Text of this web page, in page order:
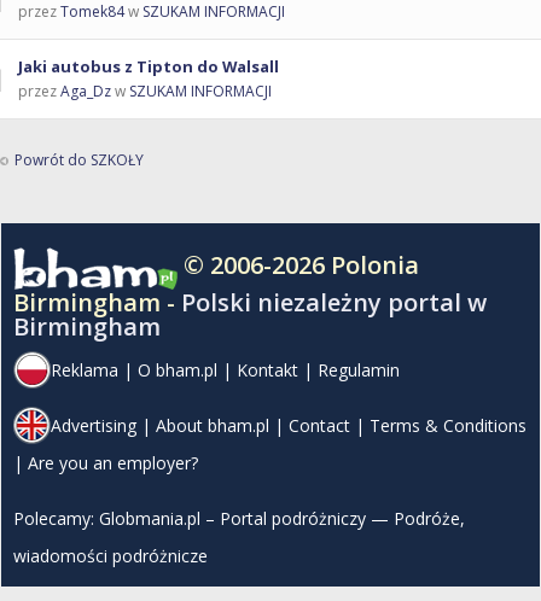
przezTomek84w SZUKAM INFORMACJI
Jaki autobus z Tipton do Walsall
przezAga_Dzw SZUKAM INFORMACJI
Powrót do SZKOŁY
© 2006-2026 Polonia
Birmingham - Polski niezależny portal w
Birmingham
Reklama | O bham.pl | Kontakt | Regulamin
Advertising | About bham.pl | Contact | Terms & Conditions
| Are you an employer?
Polecamy: Globmania.pl – Portal podróżniczy — Podróże,
wiadomości podróżnicze